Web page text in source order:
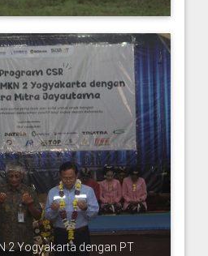
2 Yogyakarta dengan PT